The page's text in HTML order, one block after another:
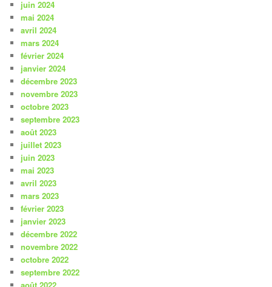
juin 2024
mai 2024
avril 2024
mars 2024
février 2024
janvier 2024
décembre 2023
novembre 2023
octobre 2023
septembre 2023
août 2023
juillet 2023
juin 2023
mai 2023
avril 2023
mars 2023
février 2023
janvier 2023
décembre 2022
novembre 2022
octobre 2022
septembre 2022